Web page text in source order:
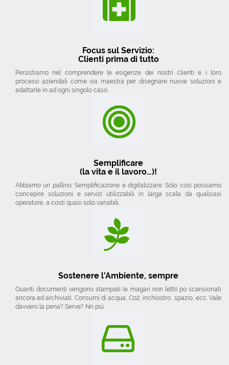
Focus sul Servizio:
Clienti prima di tutto
Persistiamo nel comprendere le esigenze dei nostri clienti e i loro
processi aziendali come via maestra per disegnare nuove soluzioni e
adattarle in ad ogni singolo caso.
Semplificare
(la vita e il lavoro…)!
Abbiamo un pallino: Semplificazione e digitalizzare. Solo così possiamo
concepire soluzioni e servizi utilizzabili in larga scala da qualsiasi
operatore, a costi quasi solo variabili.
Sostenere l'Ambiente, sempre
Quanti documenti vengono stampati (e magari non letti) po scansionati
ancora ed archiviati. Consumi di acqua, Co2, inchiostro, spazio, ecc. Vale
davvero la pena? Serve? Nn più..